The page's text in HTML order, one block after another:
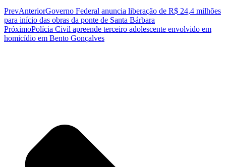
PrevAnteriorGoverno Federal anuncia liberação de R$ 24,4 milhões
para início das obras da ponte de Santa Bárbara
PróximoPolícia Civil apreende terceiro adolescente envolvido em
homicídio em Bento Gonçalves